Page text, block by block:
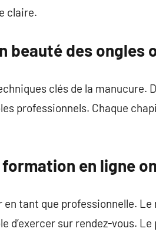
claire.
beauté des ongles
clés de la manucure.
professionnels. Chaque
formation en ligne
tant que professionnelle.
d’exercer sur rendez-vous.